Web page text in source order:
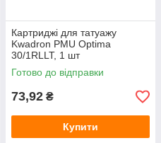
Картриджі для татуажу
Kwadron PMU Optima
30/1RLLT, 1 шт
Готово до відправки
73,92 ₴
Купити